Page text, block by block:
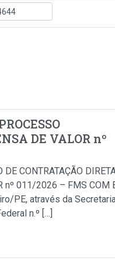
DE VALOR nº
CONTRATAÇÃO
011/2026 – FMS COM
PE, através da
n.º […]